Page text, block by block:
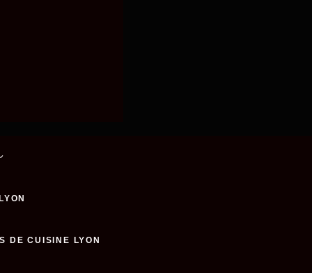
DE CUISINE LYON